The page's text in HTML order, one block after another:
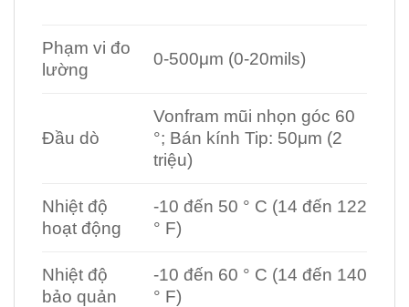
Phạm vi đo
lường
0-500μm (0-20mils)
Đầu dò
Vonfram mũi nhọn góc 60
°; Bán kính Tip: 50μm (2
triệu)
Nhiệt độ
hoạt động
-10 đến 50 ° C (14 đến 122
° F)
Nhiệt độ
bảo quản
-10 đến 60 ° C (14 đến 140
° F)